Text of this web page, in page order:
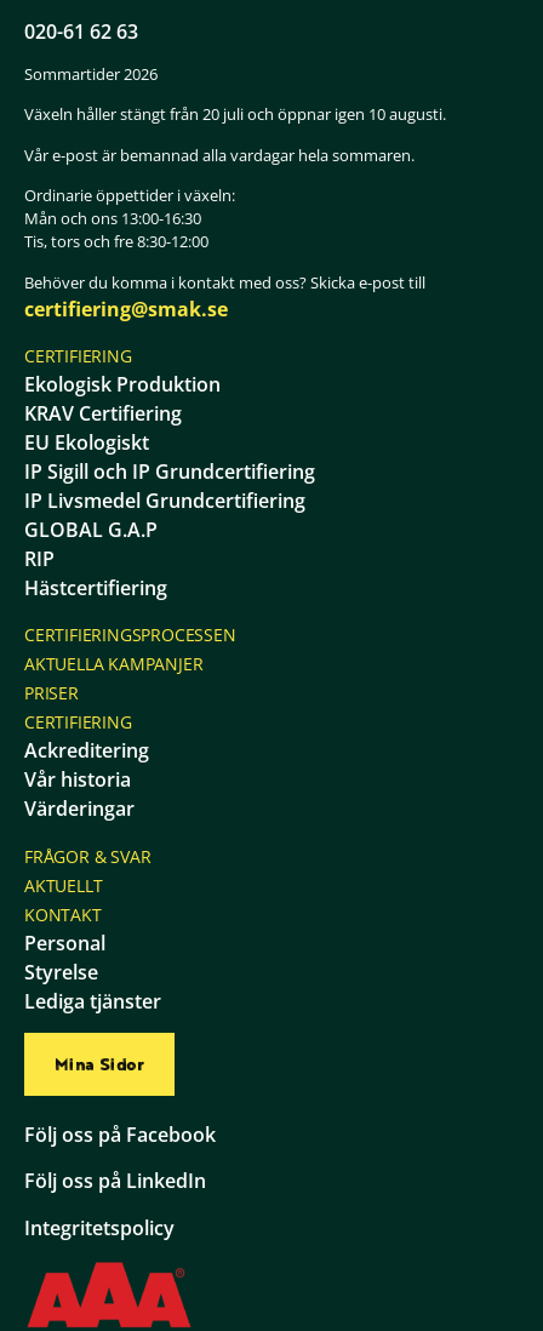
020-61 62 63
Sommartider 2026
Växeln håller stängt från 20 juli och öppnar igen 10 augusti.
Vår e-post är bemannad alla vardagar hela sommaren.
Ordinarie öppettider i växeln:
Mån och ons 13:00-16:30
Tis, tors och fre 8:30-12:00
Behöver du komma i kontakt med oss? Skicka e-post till
certifiering@smak.se
CERTIFIERING
Ekologisk Produktion
KRAV Certifiering
EU Ekologiskt
IP Sigill och IP Grundcertifiering
IP Livsmedel Grundcertifiering
GLOBAL G.A.P
RIP
Hästcertifiering
CERTIFIERINGSPROCESSEN
AKTUELLA KAMPANJER
PRISER
CERTIFIERING
Ackreditering
Vår historia
Värderingar
FRÅGOR & SVAR
AKTUELLT
KONTAKT
Personal
Styrelse
Lediga tjänster
Mina Sidor
Följ oss på Facebook
Följ oss på LinkedIn
Integritetspolicy